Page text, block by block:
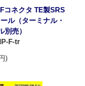
コネクタ TE製SRS
ル（ターミナル・
別売）
F-tr
)